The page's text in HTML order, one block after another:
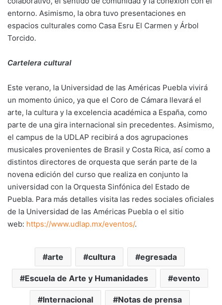
entorno. Asimismo, la obra tuvo presentaciones en
espacios culturales como Casa Esru El Carmen y Árbol
Torcido.
Cartelera cultural
Este verano, la Universidad de las Américas Puebla vivirá
un momento único, ya que el Coro de Cámara llevará el
arte, la cultura y la excelencia académica a España, como
parte de una gira internacional sin precedentes. Asimismo,
el campus de la UDLAP recibirá a dos agrupaciones
musicales provenientes de Brasil y Costa Rica, así como a
distintos directores de orquesta que serán parte de la
novena edición del curso que realiza en conjunto la
universidad con la Orquesta Sinfónica del Estado de
Puebla. Para más detalles visita las redes sociales oficiales
de la Universidad de las Américas Puebla o el sitio
web: https://www.udlap.mx/eventos/.
arte cultura egresada
Escuela de Arte y Humanidades evento
Internacional Notas de prensa